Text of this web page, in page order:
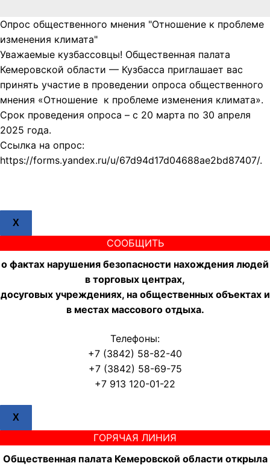
Опрос общественного мнения "Отношение к проблеме
изменения климата"
Уважаемые кузбассовцы! Общественная палата
Кемеровской области — Кузбасса приглашает вас
принять участие в проведении опроса общественного
мнения «Отношение к проблеме изменения климата».
Срок проведения опроса – с 20 марта по 30 апреля
2025 года.
Ссылка на опрос:
https://forms.yandex.ru/u/67d94d17d04688ae2bd87407/.
X
СООБЩИТЬ
о фактах нарушения безопасности нахождения людей
в торговых центрах,
досуговых учреждениях, на общественных объектах и
в местах массового отдыха.
Телефоны:
+7 (3842) 58-82-40
+7 (3842) 58-69-75
+7 913 120-01-22
X
ГОРЯЧАЯ ЛИНИЯ
Общественная палата Кемеровской области открыла